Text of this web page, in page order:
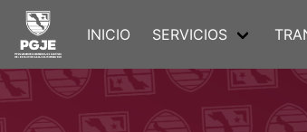
INICIO SERVICIOS